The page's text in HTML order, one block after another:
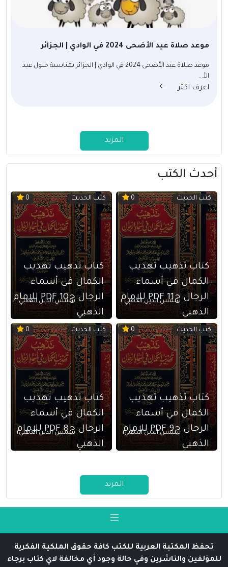
موعد صلاة عيد الأضحى 2024 في الوادي | الجزائر
موعد صلاة عيد الأضحى 2024 في الوادي | الجزائر بمناسبة حلول عيد
الأ...
اعرف اكثر
المزيد
أحدث الكتب
كتب الحديث 0
كتاب تذهيب تهذيب
الكمال في أسماء
الرجال ج11 PDF للإمام
الذهبي
شمس الدين الذهبي
كتب الحديث 0
كتاب تذهيب تهذيب
الكمال في أسماء
الرجال ج10 PDF للإمام
الذهبي
شمس الدين الذهبي
كتب الحديث 0
كتاب تذهيب تهذيب
الكمال في أسماء
الرجال ج9 PDF للإمام
الذهبي
شمس الدين الذهبي
كتب الحديث 0
كتاب تذهيب تهذيب
الكمال في أسماء
الرجال ج8 PDF للإمام
الذهبي
شمس الدين الذهبي
المزيد
تحفظ المكتبة العربية للكتب كافة حقوق الملكية الفكرية
للمؤلفين والناشرين وفي حالة وجود أي مخالفة لاي كتاب برجاء